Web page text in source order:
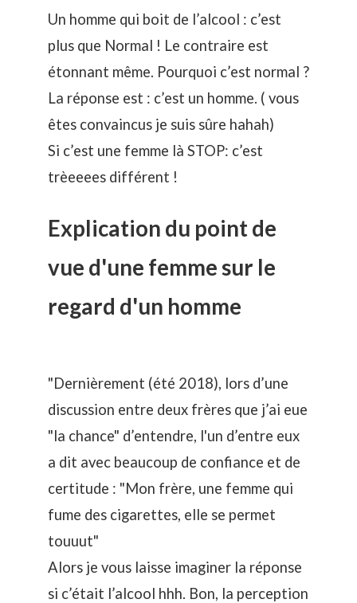
Un homme qui boit de l’alcool : c’est
plus que Normal ! Le contraire est
étonnant même. Pourquoi c’est normal ?
La réponse est : c’est un homme. ( vous
êtes convaincus je suis sûre hahah)
Si c’est une femme là STOP: c’est
trèeeees différent !
Explication du point de
vue d'une femme sur le
regard d'un homme
"Dernièrement (été 2018), lors d’une
discussion entre deux frères que j’ai eue
"la chance" d’entendre, l'un d’entre eux
a dit avec beaucoup de confiance et de
certitude : "Mon frère, une femme qui
fume des cigarettes, elle se permet
touuut"
Alors je vous laisse imaginer la réponse
si c’était l’alcool hhh. Bon, la perception